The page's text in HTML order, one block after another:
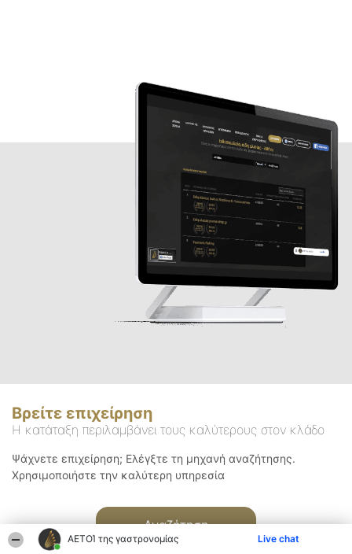
ΑΕΤΟΊ της γαστρονομίας Live chat
Βρείτε επιχείρηση
Η κατάταξη περιλαμβάνει τους καλύτερους στον κλάδο
Ψάχνετε επιχείρηση; Ελέγξτε τη μηχανή αναζήτησης.
Χρησιμοποιήστε την καλύτερη υπηρεσία
Αναζήτηση